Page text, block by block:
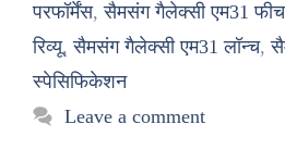
परफॉर्मेंस,सैमसंग गैलेक्सी एम31
रिव्यू,सैमसंग गैलेक्सी एम31 लॉन्च,
स्पेसिफिकेशन
Leave a comment